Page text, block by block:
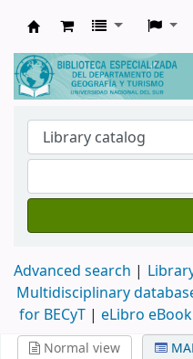
Biblioteca de
Advanced search
Multidisciplinary
for BECyT | eLibro
Normal view